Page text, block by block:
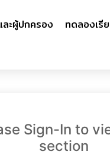
ะผู้ปกครอง ทดลองเรี
Sign-In to
section